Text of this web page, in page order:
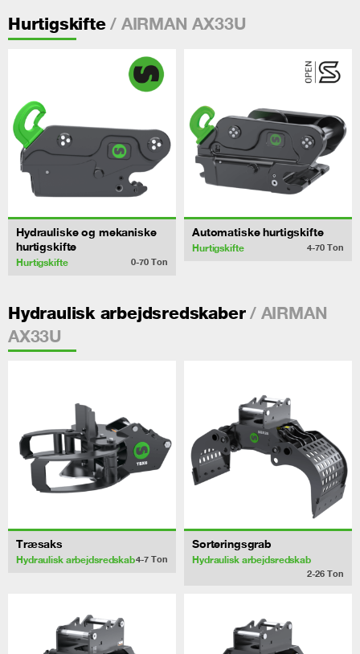
Hurtigskifte/ AIRMAN AX33U
Hydrauliske og mekaniske
hurtigskifte
Hurtigskifte 0-70 Ton
Automatiske hurtigskifte
Hurtigskifte 4-70 Ton
Hydraulisk arbejdsredskaber/ AIRMAN
AX33U
Træsaks
Hydraulisk arbejdsredskab4-7 Ton
Sorteringsgrab
Hydraulisk arbejdsredskab
2-26 Ton